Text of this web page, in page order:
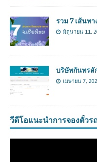
รวม 7 เส้นทา
มิถุนายน 11,
บริษัทกันทรลั
เมษายน 7,
วีดีโอแนะนำการจองตั๋วร